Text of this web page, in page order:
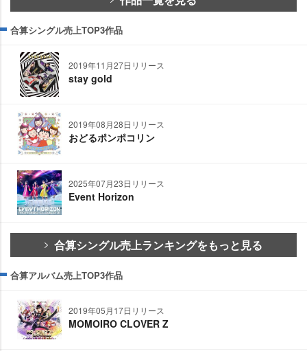
合算シングル売上TOP3作品
2019年11月27日リリース
stay gold
2019年08月28日リリース
おどるポンポコリン
2025年07月23日リリース
Event Horizon
合算シングル売上ランキングをもっと見る
合算アルバム売上TOP3作品
2019年05月17日リリース
MOMOIRO CLOVER Z